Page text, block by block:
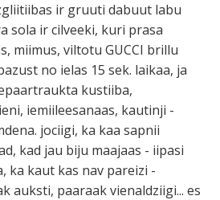
ir gruuti dabuut labu
sola ir cilveeki, kuri prasa
miimus, viltotu GUCCI brillu
no ielas 15 sek. laikaa, ja
kustiiba,
iemiileesanaas, kautinji -
jociigi, ka kaa sapnii
kad jau biju maajaas - iipasi
ka kaut kas nav pareizi -
auksti, paaraak vienaldziigi... es